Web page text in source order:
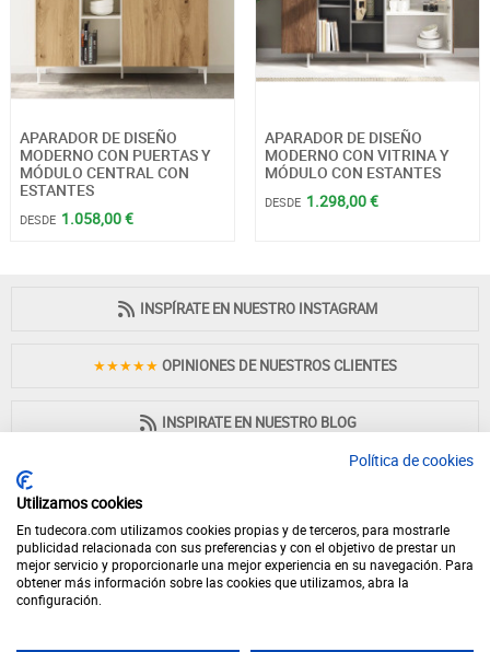
APARADOR DE DISEÑO
MODERNO CON PUERTAS Y
MÓDULO CENTRAL CON
ESTANTES
DESDE 1.058,00 €
APARADOR DE DISEÑO
MODERNO CON VITRINA Y
MÓDULO CON ESTANTES
DESDE 1.298,00 €
INSPÍRATE EN NUESTRO INSTAGRAM
★★★★★ OPINIONES DE NUESTROS CLIENTES
INSPIRATE EN NUESTRO BLOG
PAGO 100% SEGURO
Política de cookies
Utilizamos cookies
En tudecora.com utilizamos cookies propias y de terceros, para mostrarle
publicidad relacionada con sus preferencias y con el objetivo de prestar un
mejor servicio y proporcionarle una mejor experiencia en su navegación. Para
obtener más información sobre las cookies que utilizamos, abra la
configuración.